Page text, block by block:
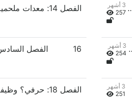
كانت هويتها مرعبة! 3 أشهر
257
الفصل 14: معدات ملحمية مرعبة! إحصائيات خيالية!
التعاويذ المحرمة! 3 أشهر
254
16
3 أشهر
251
الفصل 18: حرفي؟ وظيفة أسطورية! صدمة لكبار الشخصيات!